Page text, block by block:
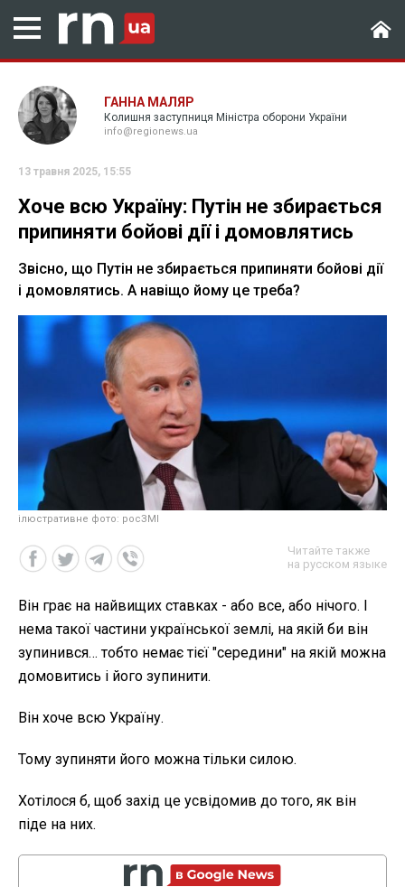
ГАННА МАЛЯР
Колишня заступниця Міністра оборони України
info@regionews.ua
13 травня 2025, 15:55
Хоче всю Україну: Путін не збирається
припиняти бойові дії і домовлятись
Звісно, що Путін не збирається припиняти бойові дії
і домовлятись. А навіщо йому це треба?
ілюстративне фото: росЗМІ
Читайте также
на русском языке
Він грає на найвищих ставках - або все, або нічого. І
нема такої частини української землі, на якій би він
зупинився… тобто немає тієї "середини" на якій можна
домовитись і його зупинити.
Він хоче всю Україну.
Тому зупиняти його можна тільки силою.
Хотілося б, щоб захід це усвідомив до того, як він
піде на них.